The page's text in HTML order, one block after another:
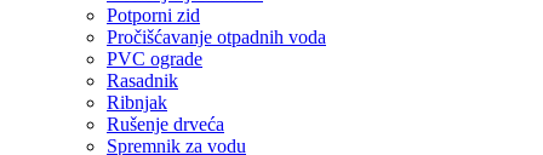
Potporni zid
Pročišćavanje otpadnih voda
PVC ograde
Rasadnik
Ribnjak
Rušenje drveća
Spremnik za vodu